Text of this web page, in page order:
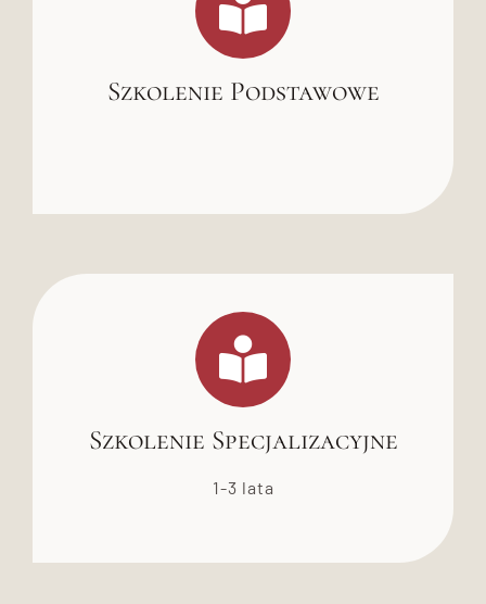
Szkolenie Podstawowe
Szkolenie Specjalizacyjne
1-3 lata